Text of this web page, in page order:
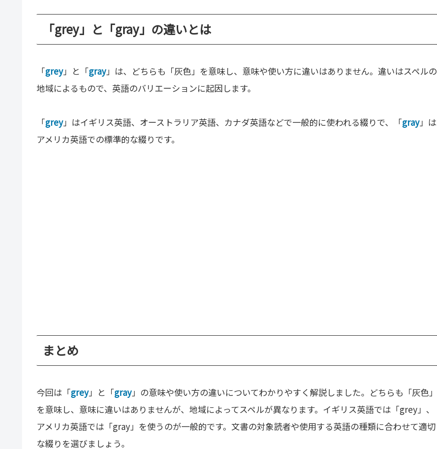
「grey」と「gray」の違いとは
「grey」と「gray」は、どちらも「灰色」を意味し、意味や使い方に違いはありません。違いはスペルの
地域によるもので、英語のバリエーションに起因します。
「grey」はイギリス英語、オーストラリア英語、カナダ英語などで一般的に使われる綴りで、「gray」は
アメリカ英語での標準的な綴りです。
まとめ
今回は「grey」と「gray」の意味や使い方の違いについてわかりやすく解説しました。どちらも「灰色」
を意味し、意味に違いはありませんが、地域によってスペルが異なります。イギリス英語では「grey」、
アメリカ英語では「gray」を使うのが一般的です。文書の対象読者や使用する英語の種類に合わせて適切
な綴りを選びましょう。